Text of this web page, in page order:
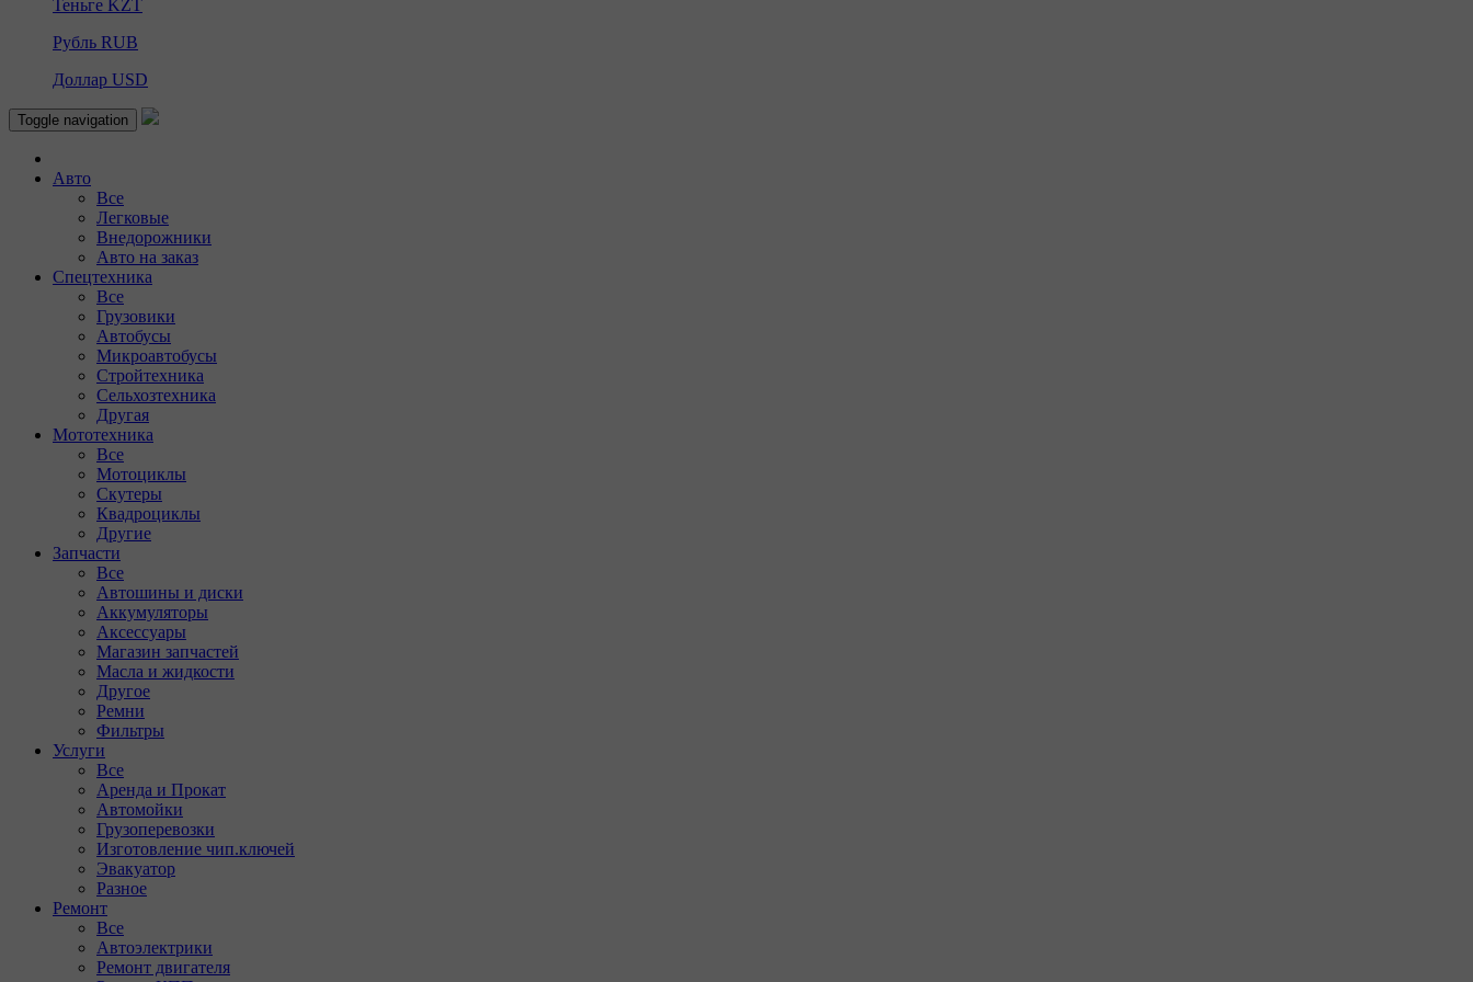
Теньге KZT
Рубль RUB
Доллар USD
Toggle navigation
Авто
Все
Легковые
Внедорожники
Авто на заказ
Спецтехника
Все
Грузовики
Автобусы
Микроавтобусы
Стройтехника
Сельхозтехника
Другая
Мототехника
Все
Мотоциклы
Скутеры
Квадроциклы
Другие
Запчасти
Все
Автошины и диски
Аккумуляторы
Аксессуары
Магазин запчастей
Масла и жидкости
Другое
Ремни
Фильтры
Услуги
Все
Аренда и Прокат
Автомойки
Грузоперевозки
Изготовление чип.ключей
Эвакуатор
Разное
Ремонт
Все
Автоэлектрики
Ремонт двигателя